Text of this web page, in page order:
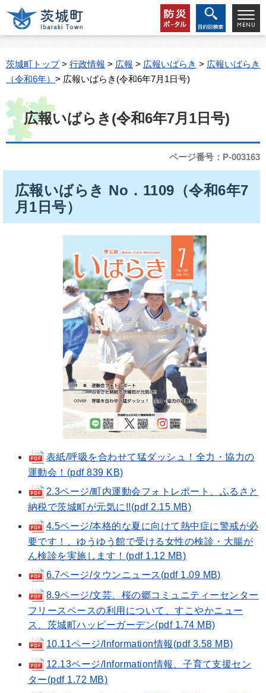
茨城町トップ> 行政情報 > 広報 > 広報いばらき > 広報いばらき
（令和6年） > 広報いばらき(令和6年7月1日号)
広報いばらき(令和6年7月1日号)
ページ番号：P-003163
広報いばらき No．1109（令和6年7
月1日号）
表紙/呼吸を合わせて猛ダッシュ！全力・協力の
運動会！(pdf 839 KB)
2.3ページ/町内運動会フォトレポート、ふるさと
納税で茨城町が元気に!!(pdf 2.15 MB)
4.5ページ/本格的な夏に向けて熱中症に警戒が必
要です！、ゆうゆう館で受ける女性の検診・大腸が
ん検診を実施します！(pdf 1.12 MB)
6.7ページ/タウンニュース(pdf 1.09 MB)
8.9ページ/文芸、桜の郷コミュニティーセンター
フリースペースの利用について、すこやかニュー
ス、茨城町ハッピーガーデン(pdf 1.74 MB)
10.11ページ/Information情報(pdf 3.58 MB)
12.13ページ/Information情報、子育て支援セン
ター(pdf 1.72 MB)